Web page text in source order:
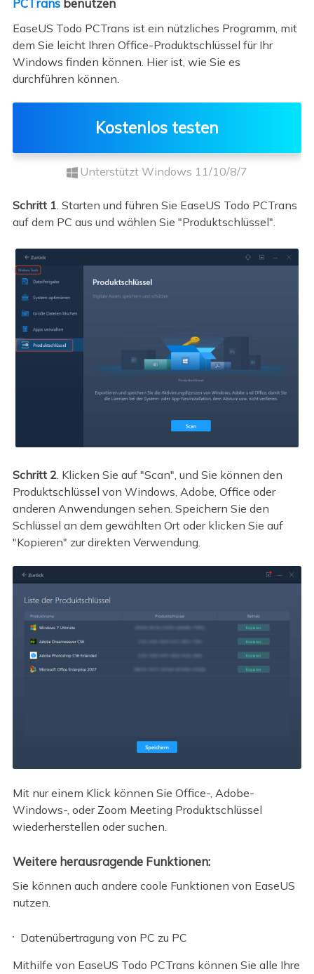
PCTransbenutzen
EaseUS Todo PCTrans ist ein nützliches Programm, mit
dem Sie leicht Ihren Office-Produktschlüssel für Ihr
Windows finden können. Hier ist, wie Sie es
durchführen können.
Kostenlos testen
Unterstützt Windows 11/10/8/7
Schritt 1 . Starten und führen Sie EaseUS Todo PCTrans
auf dem PC aus und wählen Sie "Produktschlüssel".
Schritt 2. Klicken Sie auf "Scan", und Sie können den
Produktschlüssel von Windows, Adobe, Office oder
anderen Anwendungen sehen. Speichern Sie den
Schlüssel an dem gewählten Ort oder klicken Sie auf
"Kopieren" zur direkten Verwendung.
Mit nur einem Klick können Sie Office-, Adobe-
Windows-, oder Zoom Meeting Produktschlüssel
wiederherstellen oder suchen.
Weitere herausragende Funktionen:
Sie können auch andere coole Funktionen von EaseUS
nutzen.
Datenübertragung von PC zu PC
Mithilfe von EaseUS Todo PCTrans können Sie alle Ihre